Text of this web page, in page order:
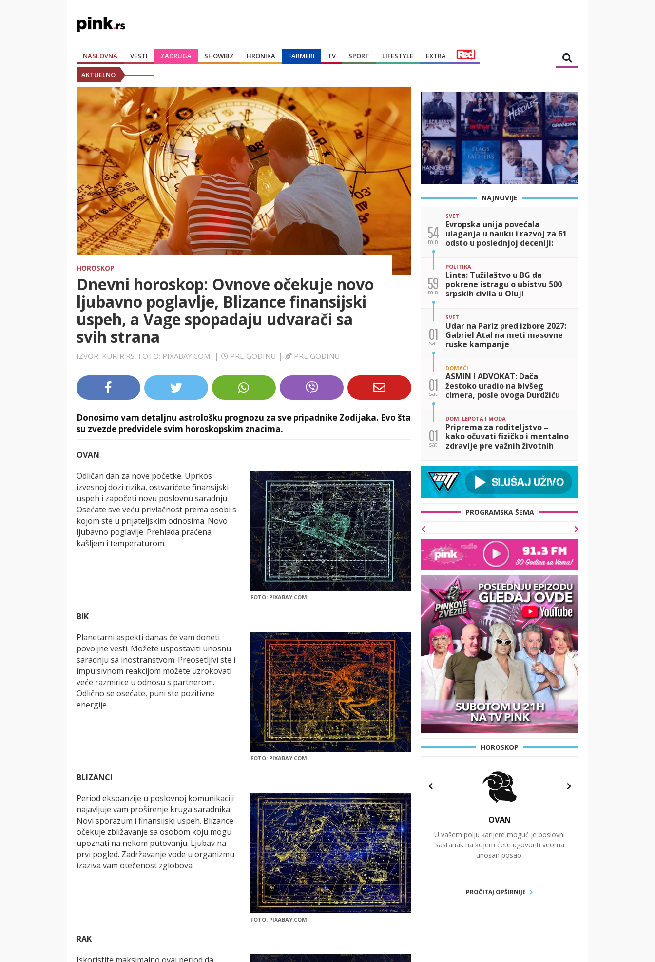
NASLOVNA VESTI ZADRUGA SHOWBIZ HRONIKA FARMERI TV SPORT LIFESTYLE EXTRA
AKTUELNO
HOROSKOP
Dnevni horoskop: Ovnove očekuje novo
ljubavno poglavlje, Blizance finansijski
uspeh, a Vage spopadaju udvarači sa
svih strana
IZVOR: KURIR.RS, FOTO: PIXABAY.COM | PRE GODINU | PRE GODINU
Donosimo vam detaljnu astrološku prognozu za sve pripadnike Zodijaka. Evo šta
su zvezde predvidele svim horoskopskim znacima.
OVAN
Odličan dan za nove početke. Uprkos
izvesnoj dozi rizika, ostvarićete finansijski
uspeh i započeti novu poslovnu saradnju.
Osećate sve veću privlačnost prema osobi s
kojom ste u prijateljskim odnosima. Novo
ljubavno poglavlje. Prehlada praćena
kašljem i temperaturom.
FOTO: PIXABAY.COM
BIK
Planetarni aspekti danas će vam doneti
povoljne vesti. Možete uspostaviti unosnu
saradnju sa inostranstvom. Preosetljivi ste i
impulsivnom reakcijom možete uzrokovati
veće razmirice u odnosu s partnerom.
Odlično se osećate, puni ste pozitivne
energije.
FOTO: PIXABAY.COM
BLIZANCI
Period ekspanzije u poslovnoj komunikaciji
najavljuje vam proširenje kruga saradnika.
Novi sporazum i finansijski uspeh. Blizance
očekuje zbližavanje sa osobom koju mogu
upoznati na nekom putovanju. Ljubav na
prvi pogled. Zadržavanje vode u organizmu
izaziva vam otečenost zglobova.
FOTO: PIXABAY.COM
RAK
Iskoristite maksimalno ovaj period da
NAJNOVIJE
54
min
SVET
Evropska unija povećala
ulaganja u nauku i razvoj za 61
odsto u poslednjoj deceniji:
59
min
POLITIKA
Linta: Tužilaštvo u BG da
pokrene istragu o ubistvu 500
srpskih civila u Oluji
01
sat
SVET
Udar na Pariz pred izbore 2027:
Gabriel Atal na meti masovne
ruske kampanje
01
sat
DOMAĆI
ASMIN I ADVOKAT: Dača
žestoko uradio na bivšeg
cimera, posle ovoga Durdžiću
01
sat
DOM, LEPOTA I MODA
Priprema za roditeljstvo –
kako očuvati fizičko i mentalno
zdravlje pre važnih životnih
PROGRAMSKA ŠEMA
HOROSKOP
OVAN
U vašem polju karijere moguć je poslovni
sastanak na kojem ćete ugovoriti veoma
unosan posao.
PROČITAJ OPŠIRNIJE